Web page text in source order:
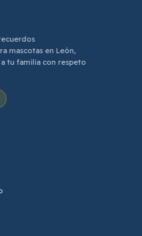
mascotas en León,
tu familia con respeto